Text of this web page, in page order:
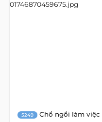
5249 Chổ ngồi làm việc